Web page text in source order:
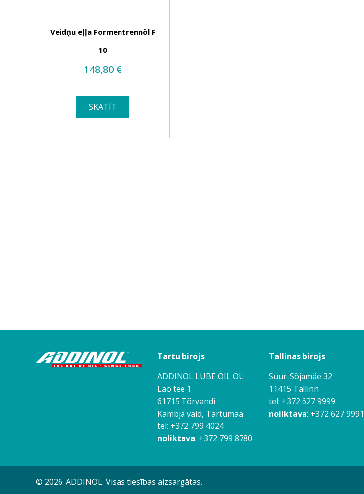
Veidņu eļļa Formentrennöl F
10
148,80 €
SKATĪT
Tartu birojs
ADDINOL LUBE OIL OÜ
Lao tee 1
61715 Tõrvandi
Kambja vald, Tartumaa
tel: +372 799 4024
noliktava: +372 799 8780
Tallinas birojs
Suur-Sõjamäe 32
11415 Tallinn
tel: +372 627 9999
noliktava: +372 627 9991
© 2026. ADDINOL. Visas tiesības aizsargātas.